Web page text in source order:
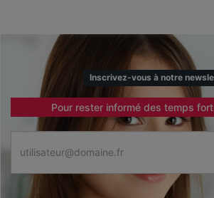
Inscrivez-vous à notre
Pour rester informé des temps